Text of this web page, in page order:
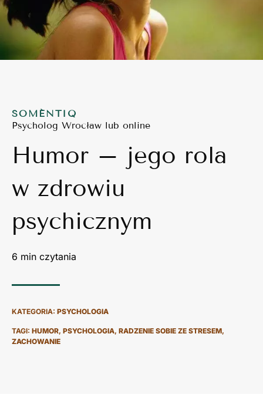
SOMÉNTIQ
Psycholog Wrocław lub online
Humor – jego rola
w zdrowiu
psychicznym
KATEGORIA: PSYCHOLOGIA
TAGI: HUMOR, PSYCHOLOGIA, RADZENIE SOBIE ZE STRESEM,
ZACHOWANIE